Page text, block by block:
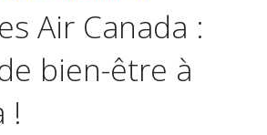
Air Canada :
bien-être à
!